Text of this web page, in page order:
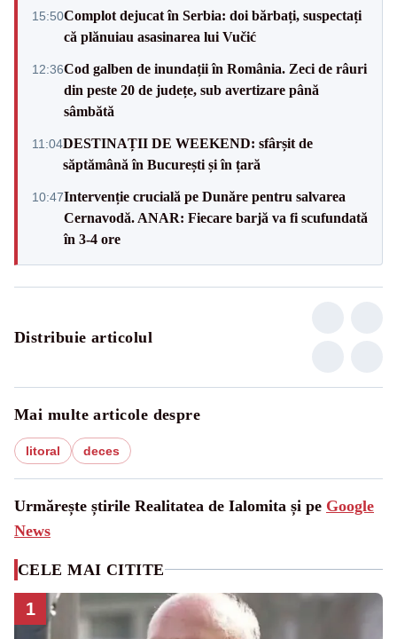
15:50Complot dejucat în Serbia: doi bărbați, suspectați
că plănuiau asasinarea lui Vučić
12:36Cod galben de inundații în România. Zeci de râuri
din peste 20 de județe, sub avertizare până
sâmbătă
11:04DESTINAȚII DE WEEKEND: sfârșit de
săptămână în București și în țară
10:47Intervenție crucială pe Dunăre pentru salvarea
Cernavodă. ANAR: Fiecare barjă va fi scufundată
în 3-4 ore
Distribuie articolul
Mai multe articole despre
litoral deces
Urmărește știrile Realitatea de Ialomita și pe Google
News
CELE MAI CITITE
1